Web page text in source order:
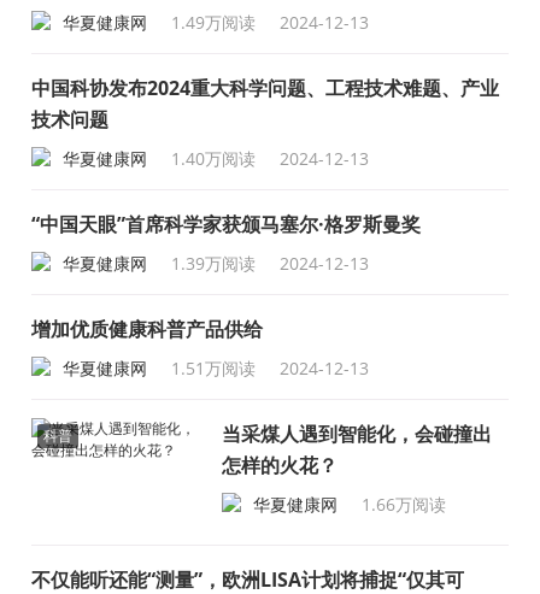
华夏健康网 1.49万阅读 2024-12-13
中国科协发布2024重大科学问题、工程技术难题、产业
技术问题
华夏健康网 1.40万阅读 2024-12-13
“中国天眼”首席科学家获颁马塞尔·格罗斯曼奖
华夏健康网 1.39万阅读 2024-12-13
增加优质健康科普产品供给
华夏健康网 1.51万阅读 2024-12-13
科普
当采煤人遇到智能化，会碰撞出
怎样的火花？
华夏健康网
1.66万阅读
不仅能听还能“测量”，欧洲LISA计划将捕捉“仅其可